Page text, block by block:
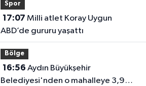
Spor
17:07
ABD’de gururu yaşattı
Bölge
16:56
Belediyesi'nden o mahalleye 3,9